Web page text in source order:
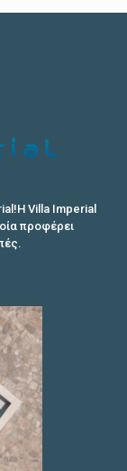
Villa Imperial
προφέρει